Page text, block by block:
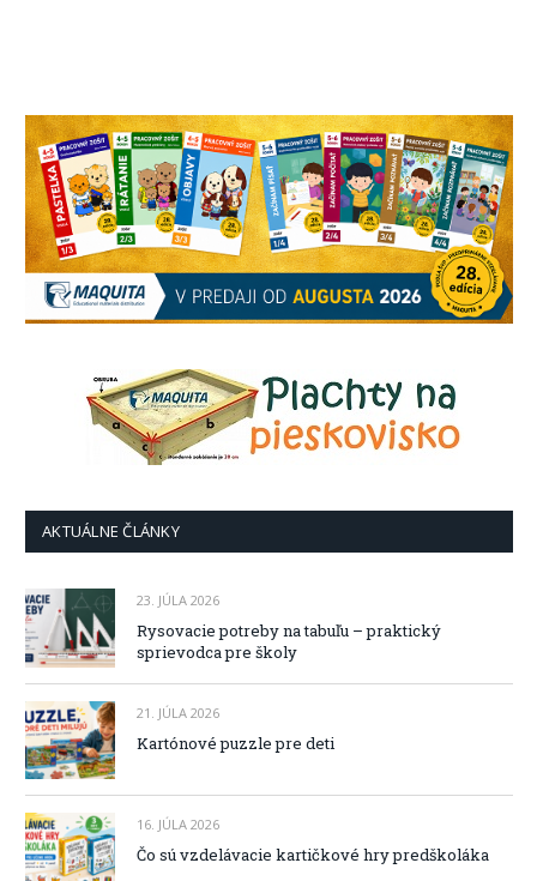
AKTUÁLNE ČLÁNKY
23. JÚLA 2026
Rysovacie potreby na tabuľu – praktický
sprievodca pre školy
21. JÚLA 2026
Kartónové puzzle pre deti
16. JÚLA 2026
Čo sú vzdelávacie kartičkové hry predškoláka